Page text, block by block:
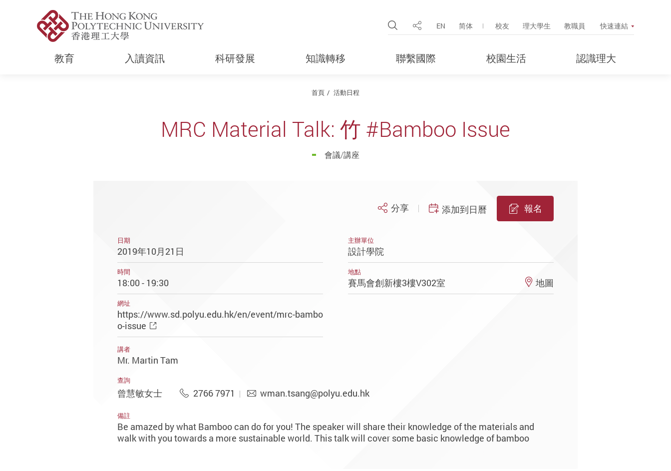
Open Site Search Popup
分享 EN 简体 校友 理大學生 教職員 快速連結
教育 入讀資訊 科研發展 知識轉移 聯繫國際 校園生活 認識理大
首頁 活動日程
MRC Material Talk: 竹 #Bamboo Issue
會議/講座
分享 添加到日曆 報名
日期
2019年10月21日
主辦單位
設計學院
時間
18:00 - 19:30
地點
賽馬會創新樓3樓V302室 地圖
網址
https://www.sd.polyu.edu.hk/en/event/mrc-bambo
o-issue
講者
Mr. Martin Tam
查詢
曾慧敏女士 2766 7971 wman.tsang@polyu.edu.hk
備註
Be amazed by what Bamboo can do for you! The speaker will share their knowledge of the materials and
walk with you towards a more sustainable world. This talk will cover some basic knowledge of bamboo